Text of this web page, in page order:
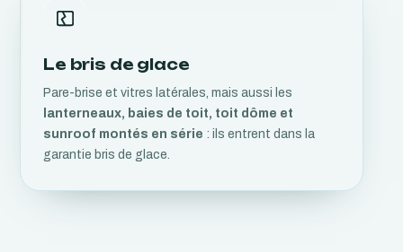
Le bris de glace
Pare-brise et vitres latérales, mais aussi les
lanterneaux, baies de toit, toit dôme et
sunroof montés en série : ils entrent dans la
garantie bris de glace.